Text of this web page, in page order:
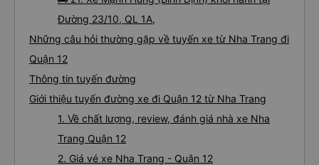
Đường 23/10, QL 1A,
Những câu hỏi thường gặp về tuyến xe từ Nha Trang đi
Quận 12
Thông tin tuyến đường
Giới thiệu tuyến đường xe đi Quận 12 từ Nha Trang
1. Về chất lượng, review, đánh giá nhà xe Nha
Trang Quận 12
2. Giá vé xe Nha Trang - Quận 12